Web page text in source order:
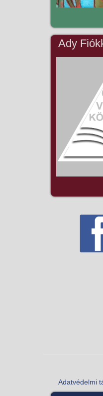
Ady
Lábléc
Adatvédelmi